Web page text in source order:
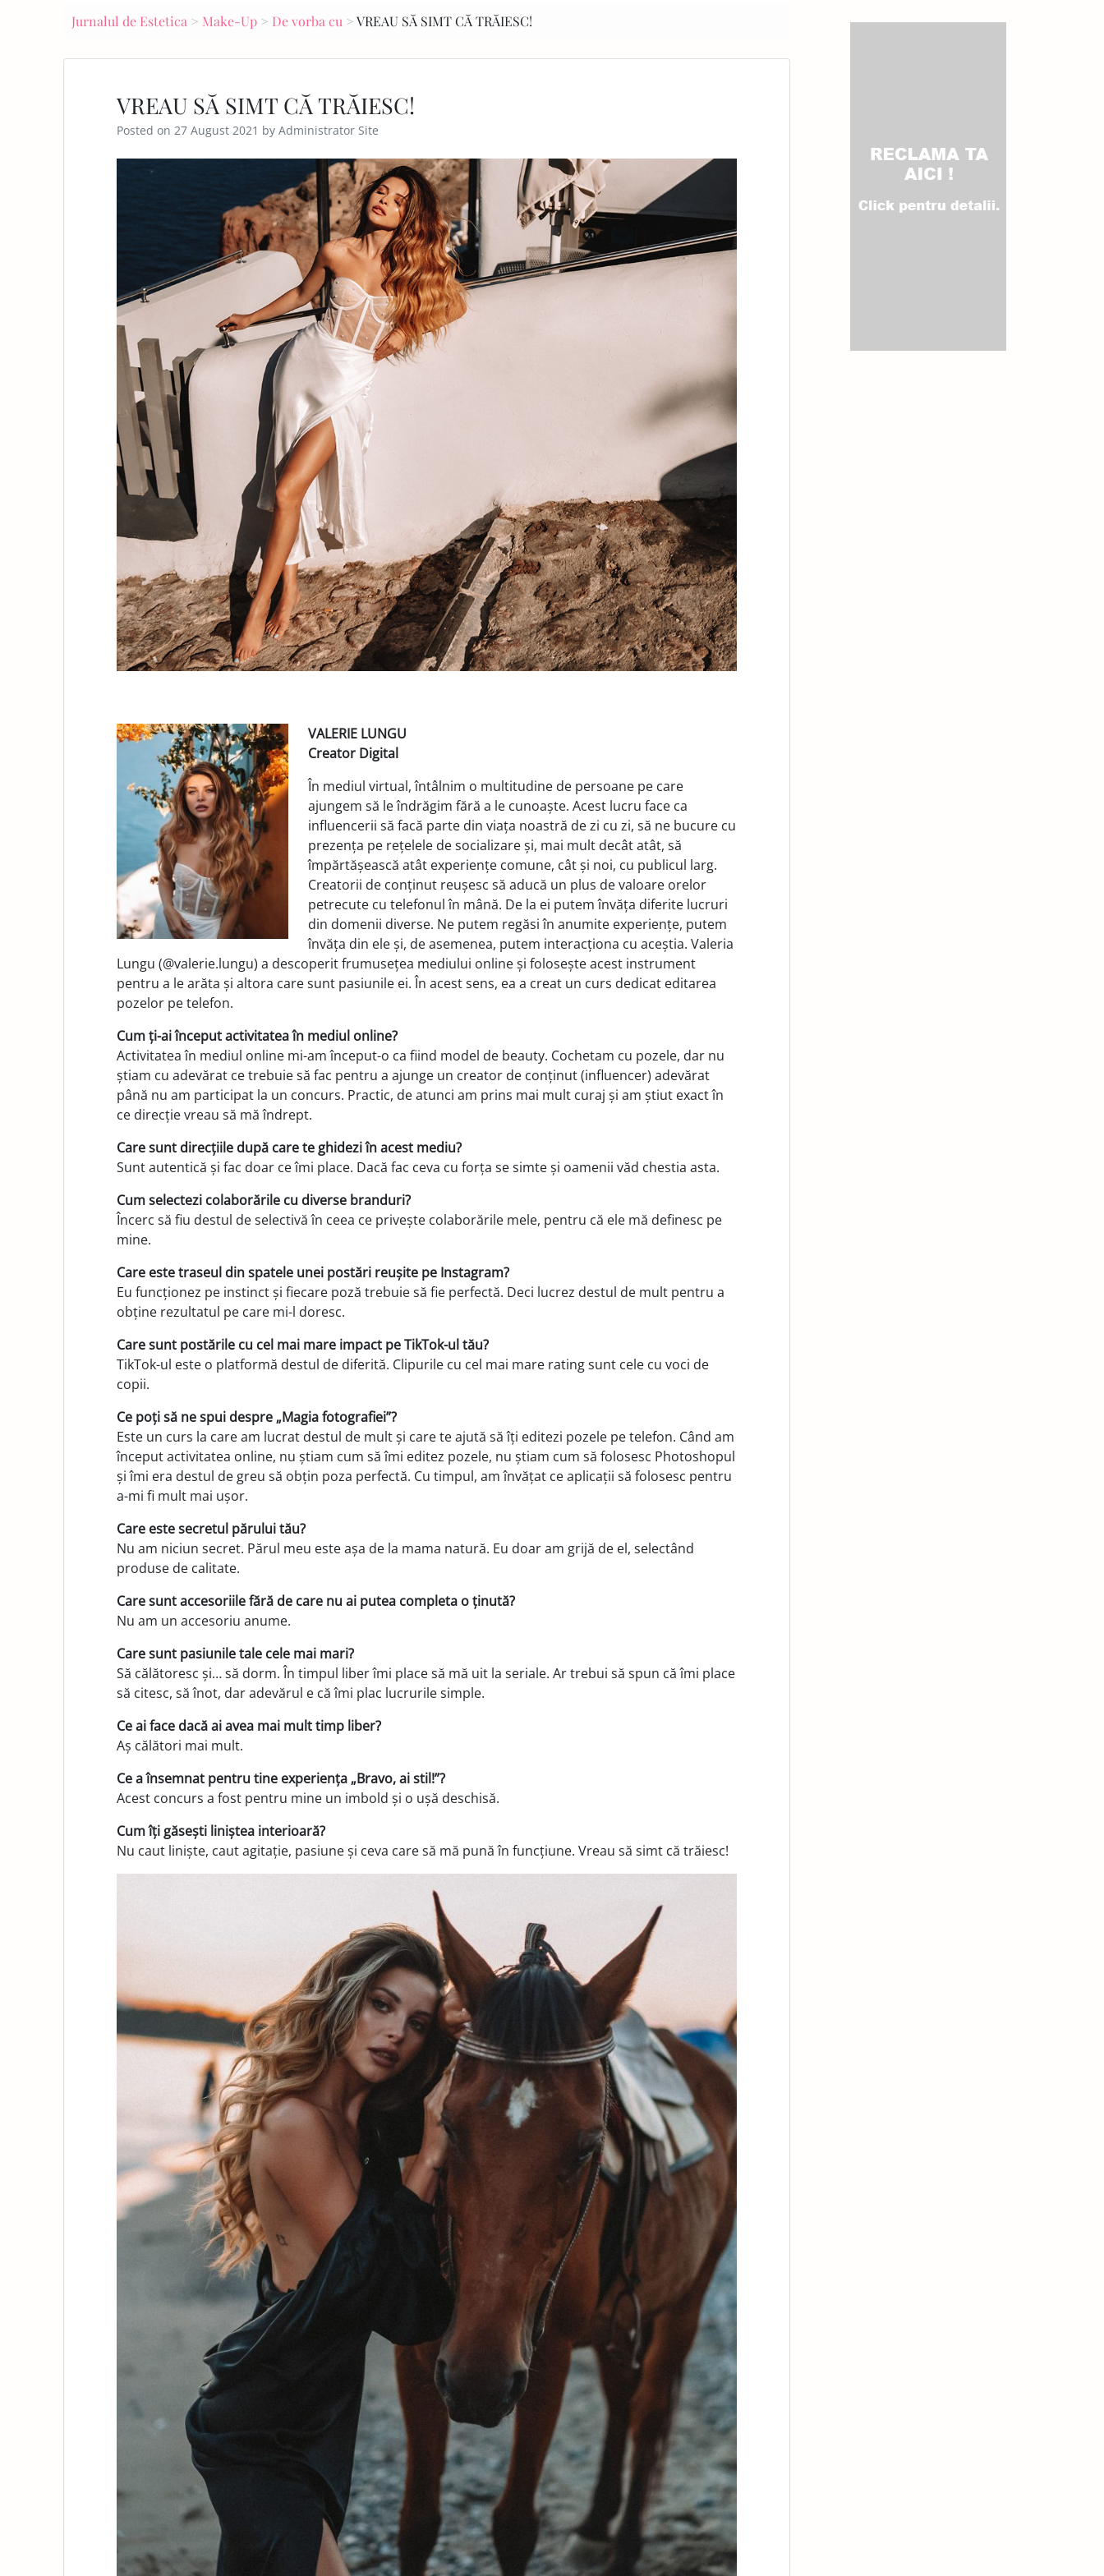
E
PA
GE
navigation
Jurnalul de Estetica > Make-Up > De vorba cu >VREAU SĂ SIMT CĂ TRĂIESC!
VREAU SĂ SIMT CĂ TRĂIESC!
Posted on 27 August 2021 by Administrator Site
VALERIE LUNGU
Creator Digital
În mediul virtual, întâlnim o multitudine de persoane pe care
ajungem să le îndrăgim fără a le cunoaște. Acest lucru face ca
influencerii să facă parte din viața noastră de zi cu zi, să ne bucure cu
prezența pe rețelele de socializare și, mai mult decât atât, să
împărtășească atât experiențe comune, cât și noi, cu publicul larg.
Creatorii de conținut reușesc să aducă un plus de valoare orelor
petrecute cu telefonul în mână. De la ei putem învăța diferite lucruri
din domenii diverse. Ne putem regăsi în anumite experiențe, putem
învăța din ele și, de asemenea, putem interacționa cu aceștia. Valeria
Lungu (@valerie.lungu) a descoperit frumusețea mediului online și folosește acest instrument
pentru a le arăta și altora care sunt pasiunile ei. În acest sens, ea a creat un curs dedicat editarea
pozelor pe telefon.
Cum ți-ai început activitatea în mediul online?
Activitatea în mediul online mi-am început-o ca fiind model de beauty. Cochetam cu pozele, dar nu
știam cu adevărat ce trebuie să fac pentru a ajunge un creator de conținut (influ­encer) adevărat
până nu am participat la un concurs. Practic, de atunci am prins mai mult curaj și am știut exact în
ce di­recție vreau să mă îndrept.
Care sunt direcțiile după care te ghidezi în acest mediu?
Sunt autentică și fac doar ce îmi place. Dacă fac ceva cu forța se simte și oamenii văd chestia asta.
Cum selectezi colaborările cu diverse branduri?
Încerc să fiu destul de selectivă în ceea ce privește colabo­rările mele, pentru că ele mă definesc pe
mine.
Care este traseul din spatele unei postări reușite pe In­stagram?
Eu funcționez pe instinct și fiecare poză trebuie să fie per­fectă. Deci lucrez destul de mult pentru a
obține rezultatul pe care mi-l doresc.
Care sunt postările cu cel mai mare impact pe TikTok-ul tău?
TikTok-ul este o platformă destul de diferită. Clipurile cu cel mai mare rating sunt cele cu voci de
copii.
Ce poți să ne spui despre „Magia fotografiei”?
Este un curs la care am lucrat destul de mult și care te ajută să îți editezi pozele pe telefon. Când am
în­ceput activitatea online, nu știam cum să îmi editez pozele, nu știam cum să folosesc Photoshopul
și îmi era destul de greu să obțin poza perfectă. Cu timpul, am învățat ce aplicații să folosesc pentru
a-mi fi mult mai ușor.
Care este secretul părului tău?
Nu am niciun secret. Părul meu este așa de la mama natură. Eu doar am grijă de el, selectând
produse de calitate.
Care sunt accesoriile fără de care nu ai putea completa o ținută?
Nu am un accesoriu anume.
Care sunt pasiunile tale cele mai mari?
Să călătoresc și… să dorm. În timpul liber îmi place să mă uit la seriale. Ar trebui să spun că îmi place
să citesc, să înot, dar adevărul e că îmi plac lucrurile simple.
Ce ai face dacă ai avea mai mult timp liber?
Aș călători mai mult.
Ce a însemnat pentru tine experiența „Bravo, ai stil!”?
Acest concurs a fost pentru mine un imbold și o ușă deschi­să.
Cum îți găsești liniștea interioară?
Nu caut liniște, caut agitație, pasiune și ceva care să mă pună în funcțiune. Vreau să simt că trăiesc!